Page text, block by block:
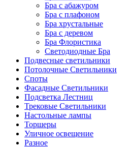
Бра с абажуром
Бра с плафоном
Бра хрустальные
Бра с деревом
Бра Флористика
Светодиодные Бра
Подвесные светильники
Потолочные Светильники
Споты
Фасадные Светильники
Подсветка Лестниц
Трековые Светильники
Настольные лампы
Торшеры
Уличное освещение
Разное